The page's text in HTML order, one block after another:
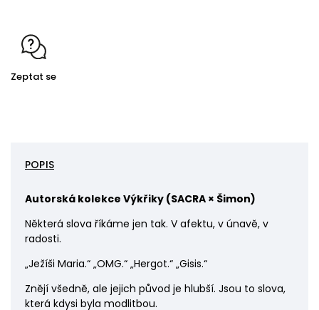
Zeptat se
POPIS
Autorská kolekce Výkřiky (SACRA × Šimon)
Některá slova říkáme jen tak. V afektu, v únavě, v
radosti.
„Ježíši Maria.“ „OMG.“ „Hergot.“ „Gisis.“
Znějí všedně, ale jejich původ je hlubší. Jsou to slova,
která kdysi byla modlitbou.